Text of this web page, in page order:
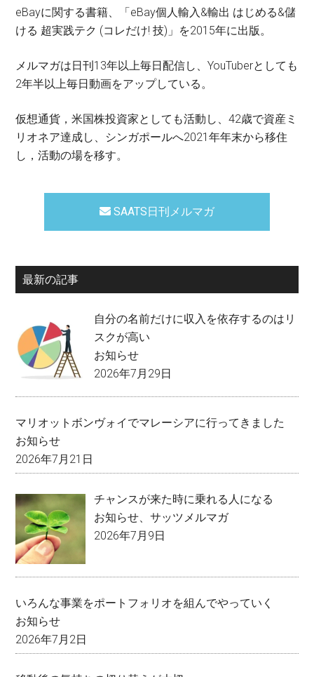
eBayに関する書籍、「eBay個人輸入&輸出 はじめる&儲
ける 超実践テク (コレだけ! 技)」を2015年に出版。
メルマガは日刊13年以上毎日配信し、YouTuberとしても
2年半以上毎日動画をアップしている。
仮想通貨，米国株投資家としても活動し、42歳で資産ミ
リオネア達成し、シンガポールへ2021年年末から移住
し，活動の場を移す。
SAATS日刊メルマガ
最新の記事
自分の名前だけに収入を依存するのはリ
スクが高い
お知らせ
2026年7月29日
マリオットボンヴォイでマレーシアに行ってきました
お知らせ
2026年7月21日
チャンスが来た時に乗れる人になる
お知らせ、サッツメルマガ
2026年7月9日
いろんな事業をポートフォリオを組んでやっていく
お知らせ
2026年7月2日